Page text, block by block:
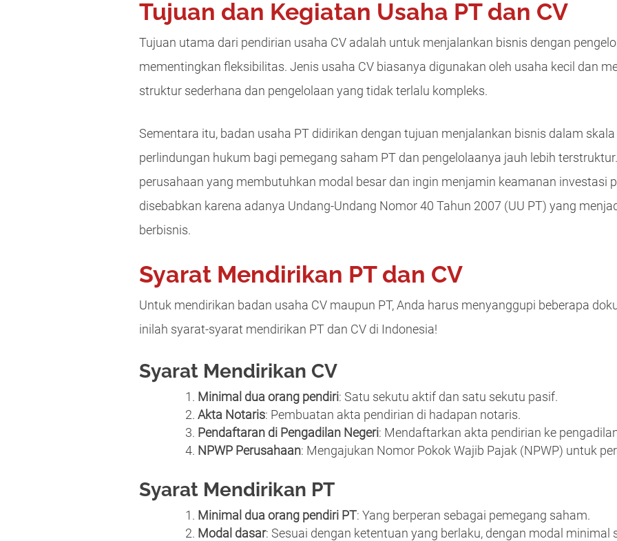
Tujuan dan Kegiatan Usaha PT dan CV
Tujuan utama dari pendirian usaha CV adalah untuk menjalankan bisnis dengan
mementingkan fleksibilitas. Jenis usaha CV biasanya digunakan oleh usaha kecil dan
struktur sederhana dan pengelolaan yang tidak terlalu kompleks.
Sementara itu, badan usaha PT didirikan dengan tujuan menjalankan bisnis dalam
perlindungan hukum bagi pemegang saham PT dan pengelolaanya jauh lebih
perusahaan yang membutuhkan modal besar dan ingin menjamin keamanan investasi
disebabkan karena adanya Undang-Undang Nomor 40 Tahun 2007 (UU PT) yang
berbisnis.
Syarat Mendirikan PT dan CV
Untuk mendirikan badan usaha CV maupun PT, Anda harus menyanggupi beberapa
inilah syarat-syarat mendirikan PT dan CV di Indonesia!
Syarat Mendirikan CV
Minimal dua orang pendiri: Satu sekutu aktif dan satu sekutu pasif.
Akta Notaris: Pembuatan akta pendirian di hadapan notaris.
Pendaftaran di Pengadilan Negeri: Mendaftarkan akta pendirian ke
NPWP Perusahaan: Mengajukan Nomor Pokok Wajib Pajak (NPWP) untuk
Syarat Mendirikan PT
Minimal dua orang pendiri PT: Yang berperan sebagai pemegang saham.
Modal dasar: Sesuai dengan ketentuan yang berlaku, dengan modal minimal